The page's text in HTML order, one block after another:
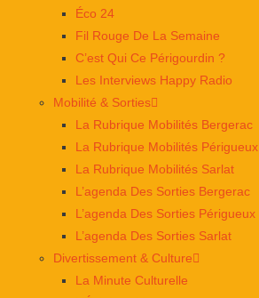
Éco 24
Fil Rouge De La Semaine
C’est Qui Ce Périgourdin ?
Les Interviews Happy Radio
Mobilité & Sorties
La Rubrique Mobilités Bergerac
La Rubrique Mobilités Périgueux
La Rubrique Mobilités Sarlat
L’agenda Des Sorties Bergerac
L’agenda Des Sorties Périgueux
L’agenda Des Sorties Sarlat
Divertissement & Culture
La Minute Culturelle